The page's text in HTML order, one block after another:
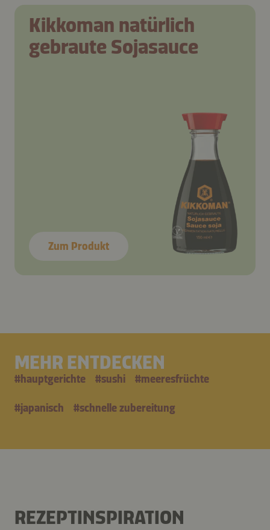
Kikkoman natürlich
gebraute Sojasauce
Zum Produkt
MEHR ENTDECKEN
#hauptgerichte #sushi #meeresfrüchte
#japanisch #schnelle zubereitung
REZEPTINSPIRATION